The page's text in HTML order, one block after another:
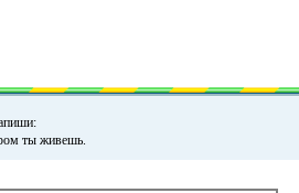
ты живешь.